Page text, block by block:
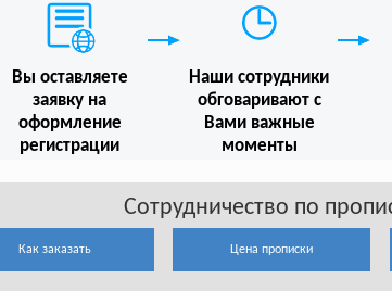
Вы оставляете
заявку на
оформление
регистрации
Наши сотрудники
обговаривают с
Вами важные
моменты
Сотрудничество по
Как заказать Цена прописки